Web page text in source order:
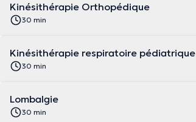
Kinésithérapie Orthopédique
30 min
Kinésithérapie respiratoire pédiatrique
30 min
Lombalgie
30 min